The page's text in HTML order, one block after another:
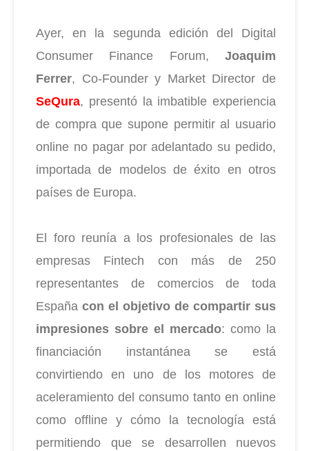
Ayer, en la segunda edición del Digital
Consumer Finance Forum, Joaquim
Ferrer, Co-Founder y Market Director de
SeQura, presentó la imbatible experiencia
de compra que supone permitir al usuario
online no pagar por adelantado su pedido,
importada de modelos de éxito en otros
países de Europa.
El foro reunía a los profesionales de las
empresas Fintech con más de 250
representantes de comercios de toda
España con el objetivo de compartir sus
impresiones sobre el mercado: como la
financiación instantánea se está
convirtiendo en uno de los motores de
aceleramiento del consumo tanto en online
como offline y cómo la tecnología está
permitiendo que se desarrollen nuevos